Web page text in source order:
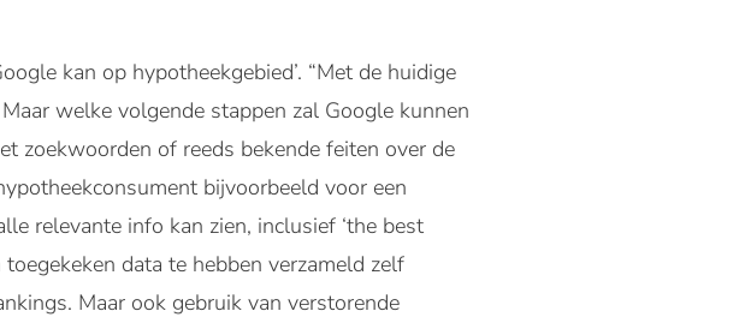
kan op hypotheekgebied’. “Met de huidige
welke volgende stappen zal Google kunnen
zoekwoorden of reeds bekende feiten over de
bijvoorbeeld voor een
relevante info kan zien, inclusief ‘the best
data te hebben verzameld zelf
Maar ook gebruik van verstorende